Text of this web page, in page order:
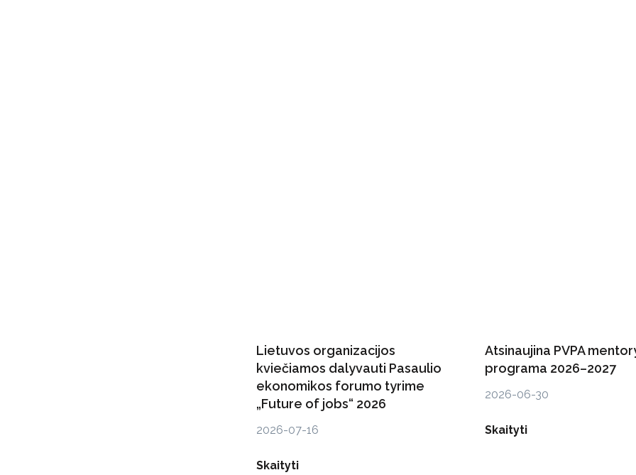
Lietuvos organizacijos
kviečiamos dalyvauti Pasaulio
ekonomikos forumo tyrime
„Future of jobs“ 2026
2026-07-16
Skaityti
Atsinaujina PVPA
programa 2026–2027
2026-06-30
Skaityti